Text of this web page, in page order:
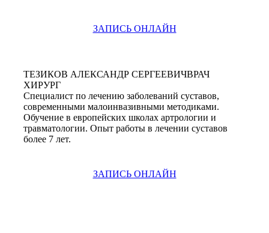
ЗАПИСЬ ОНЛАЙН
ТЕЗИКОВ АЛЕКСАНДР СЕРГЕЕВИЧВРАЧ
ХИРУРГ
Специалист по лечению заболеваний суставов,
современными малоинвазивными методиками.
Обучение в европейских школах артрологии и
травматологии. Опыт работы в лечении суставов
более 7 лет.
ЗАПИСЬ ОНЛАЙН